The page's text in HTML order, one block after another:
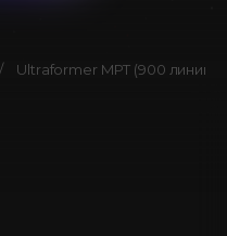
Ultraformer MPT (900 линий